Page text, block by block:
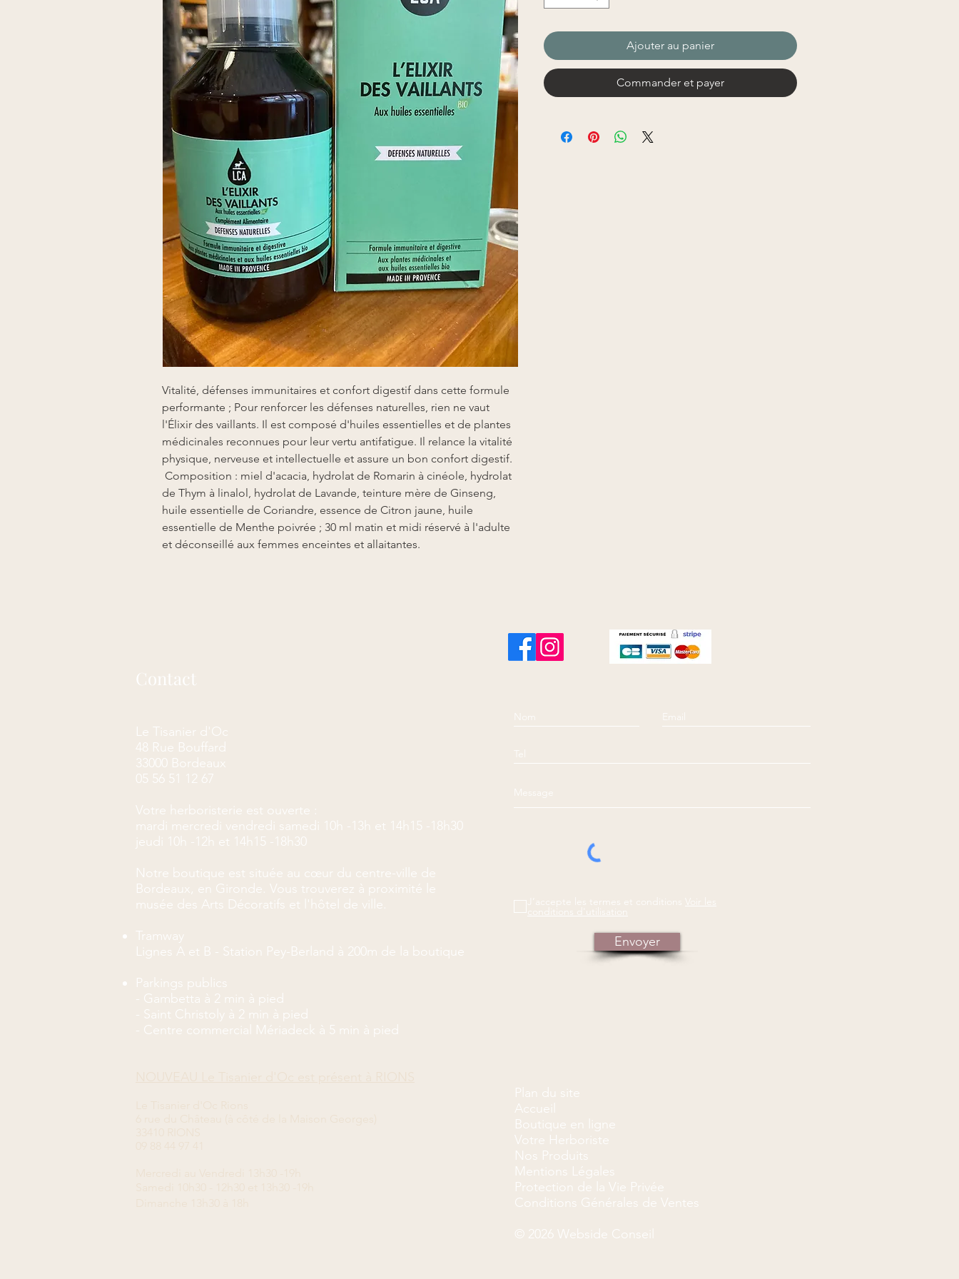
Vitalité, défenses immunitaires et confort digestif dans cette formule
performante ; Pour renforcer les défenses naturelles, rien ne vaut
l'Élixir des vaillants. Il est composé d'huiles essentielles et de plantes
médicinales reconnues pour leur vertu antifatigue. Il relance la vitalité
physique, nerveuse et intellectuelle et assure un bon confort digestif.
Composition : miel d'acacia, hydrolat de Romarin à cinéole, hydrolat
de Thym à linalol, hydrolat de Lavande, teinture mère de Ginseng,
huile essentielle de Coriandre, essence de Citron jaune, huile
essentielle de Menthe poivrée ; 30 ml matin et midi réservé à l'adulte
et déconseillé aux femmes enceintes et allaitantes.
Ajouter au panier
Commander et payer
Contact
Le Tisanier d'Oc
48 Rue Bouffard
33000 Bordeaux
05 56 51 12 67
Votre herboristerie est ouverte :
mardi mercredi vendredi samedi 10h -13h et 14h15 -18h30
jeudi 10h -12h et 14h15 -18h30
Notre boutique est située au cœur du centre-ville de
Bordeaux, en Gironde. Vous trouverez à proximité le
musée des Arts Décoratifs et l'hôtel de ville.
Tramway
Lignes A et B - Station Pey-Berland à 200m de la boutique
Parkings publics
- Gambetta à 2 min à pied
- Saint Christoly à 2 min à pied
- Centre commercial Mériadeck à 5 min à pied
J’accepte les termes et conditions Voir les
conditions d'utilisation
Envoyer
Plan du site
Accueil
Boutique en ligne
Votre Herboriste
Nos Produits
Mentions Légales
Protection de la Vie Privée
Conditions Générales de Ventes
© 2026 Webside Conseil